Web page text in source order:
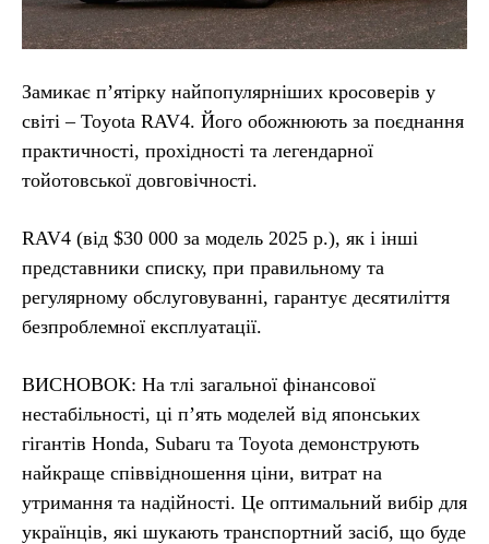
Замикає п’ятірку найпопулярніших кросоверів у
світі – Toyota RAV4. Його обожнюють за поєднання
практичності, прохідності та легендарної
тойотовської довговічності.
RAV4 (від $30 000 за модель 2025 р.), як і інші
представники списку, при правильному та
регулярному обслуговуванні, гарантує десятиліття
безпроблемної експлуатації.
ВИСНОВОК: На тлі загальної фінансової
нестабільності, ці п’ять моделей від японських
гігантів Honda, Subaru та Toyota демонструють
найкраще співвідношення ціни, витрат на
утримання та надійності. Це оптимальний вибір для
українців, які шукають транспортний засіб, що буде